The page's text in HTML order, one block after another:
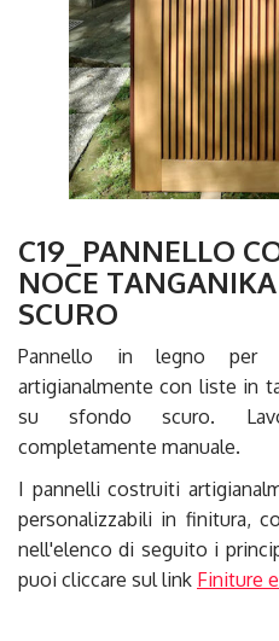
C19_PANNELLO
NOCE
SCURO
Pannello in legno per
artigianalmente con liste in
su sfondo scuro.
completamente manuale.
I pannelli costruiti
personalizzabili in finitura,
nell'elenco di seguito i
puoi cliccare sul link Finiture